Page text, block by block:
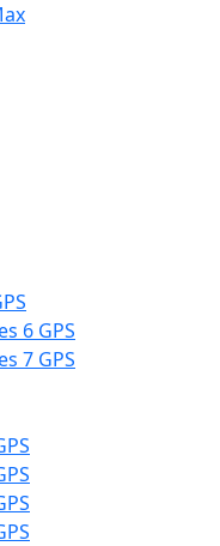
6 GPS
7 GPS